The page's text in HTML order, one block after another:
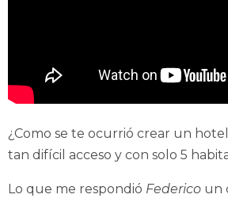
¿Como se te ocurrió crear un
tan difícil acceso y con solo 5
Lo que me respondió Federico un